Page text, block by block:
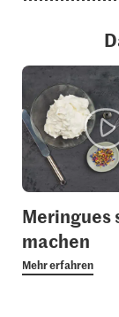
Meringues
machen
Mehr erfahren